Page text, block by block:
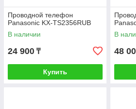
Проводной телефон
Panasonic KX-TS2356RUB
В наличии
24 900 ₸
Купить
В
48